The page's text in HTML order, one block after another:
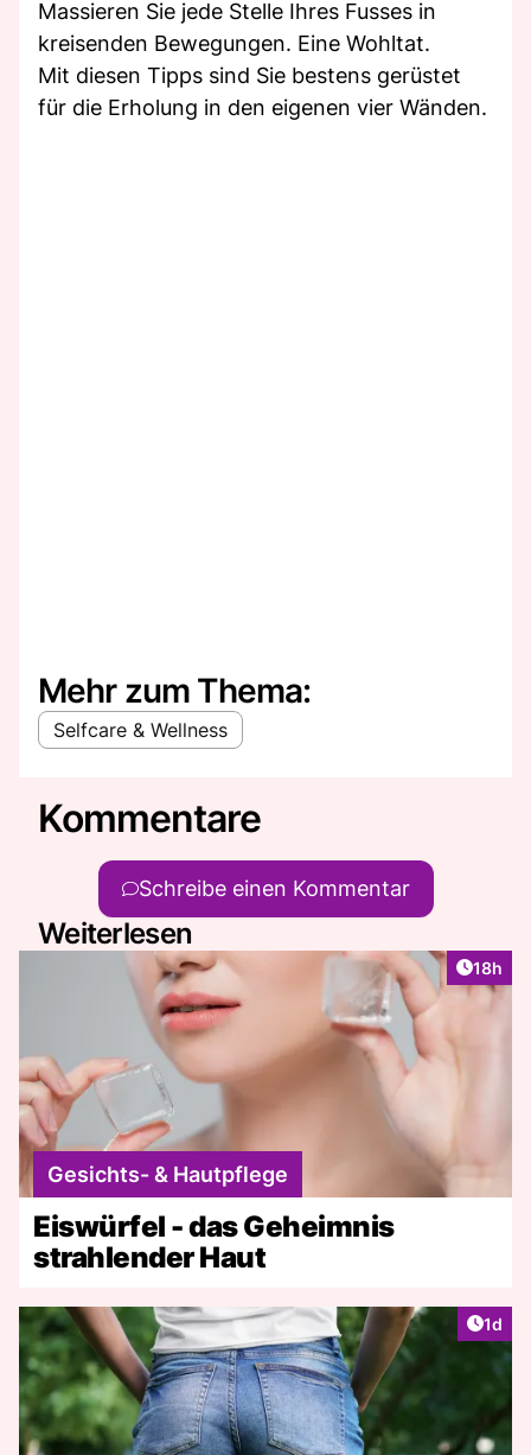
Massieren Sie jede Stelle Ihres Fusses in
kreisenden Bewegungen. Eine Wohltat.
Mit diesen Tipps sind Sie bestens gerüstet
für die Erholung in den eigenen vier Wänden.
Mehr zum Thema:
Selfcare & Wellness
Kommentare
Schreibe einen Kommentar
Weiterlesen
Artikel
18h
Gesichts- & Hautpflege
Eiswürfel - das Geheimnis
strahlender Haut
1d